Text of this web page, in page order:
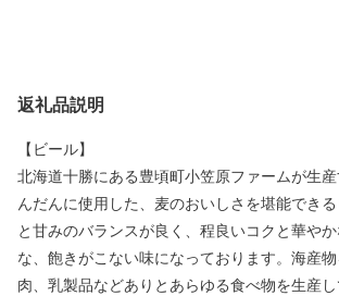
返礼品説明
【ビール】
北海道十勝にある豊頃町小笠原ファームが生
んだんに使用した、麦のおいしさを堪能でき
と甘みのバランスが良く、程良いコクと華や
な、飽きがこない味になっております。海産物
肉、乳製品などありとあらゆる食べ物を生産